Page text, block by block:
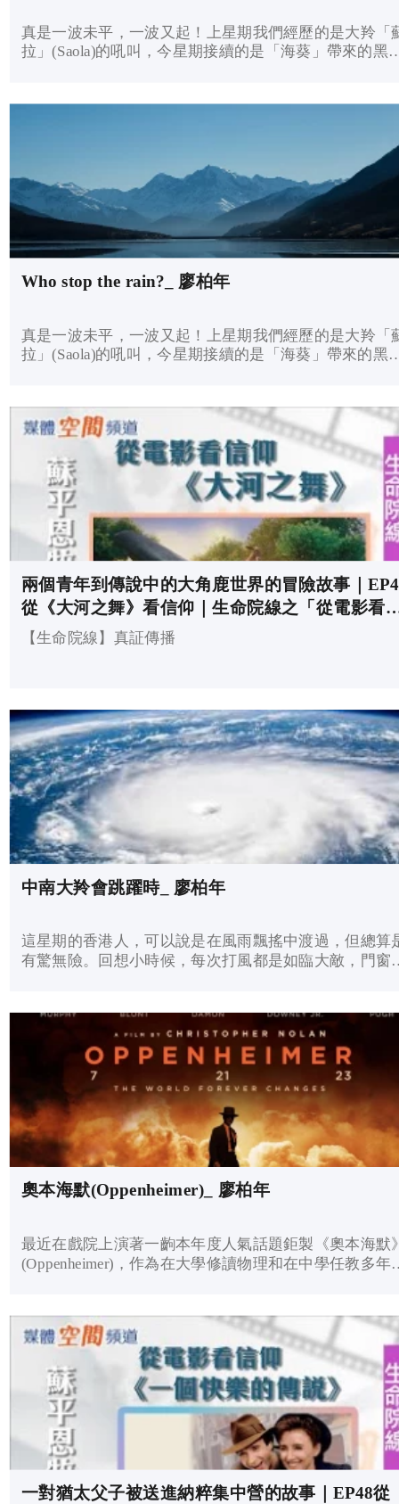
真是一波未平，一波又起！上星期我們經歷的是大羚「
拉」(Saola)的吼叫，今星期接續的是「海葵」帶來的黑
洪流。看得見、有實體的，原來是由看不見、沒有形體
Who stop the rain?_ 廖柏年
真是一波未平，一波又起！上星期我們經歷的是大羚「
拉」(Saola)的吼叫，今星期接續的是「海葵」帶來的黑
洪流。看得見、有實體的，原來是由看不見、沒有形體
所生，奇妙吧！由於神是個靈，一切物質不也是一樣是
兩個青年到傳說中的大角鹿世界的冒險故事｜
從《大河之舞》看信仰｜生命院線之「從電影看
仰」
【生命院線】真証傳播
中南大羚會跳躍時_ 廖柏年
這星期的香港人，可以說是在風雨飄搖中渡過，但總算
有驚無險。回想小時候，每次打風都是如臨大敵，門窗
奧本海默(Oppenheimer)_ 廖柏年
最近在戲院上演著一齣本年度人氣話題鉅製《奧本海默
(Oppenheimer)，作為在大學修讀物理和在中學任教多年
一對猶太父子被送進納粹集中營的故事｜EP48從